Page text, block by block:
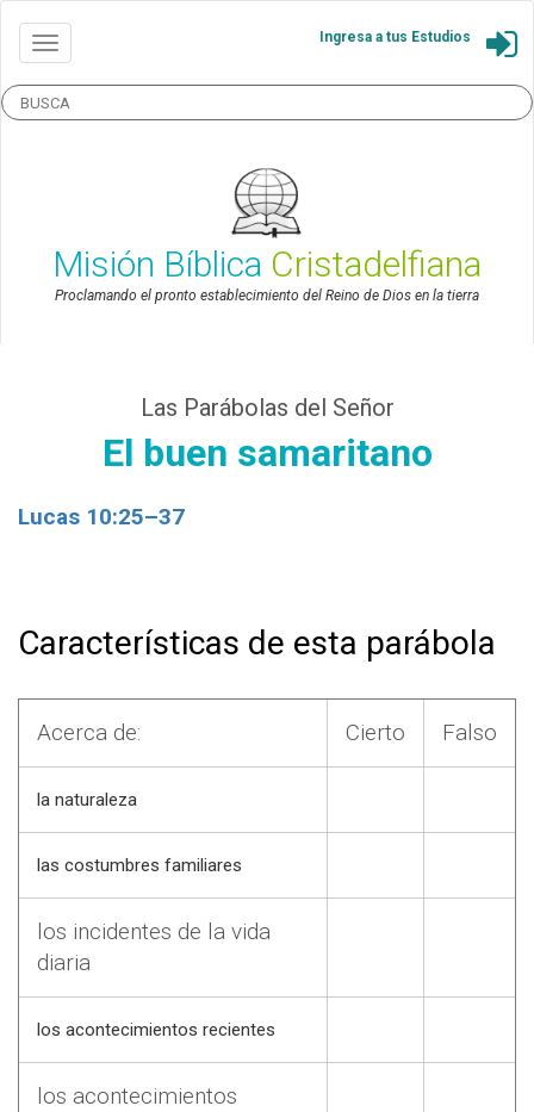
Ingresa a tus Estudios
Misión Bíblica Cristadelfiana
Proclamando el pronto establecimiento del Reino de Dios en la tierra
Las Parábolas del Señor
El buen samaritano
Lucas 10:25–37
Características de esta parábola
Acerca de: Cierto Falso
la naturaleza
las costumbres familiares
los incidentes de la vida
diaria
los acontecimientos recientes
los acontecimientos